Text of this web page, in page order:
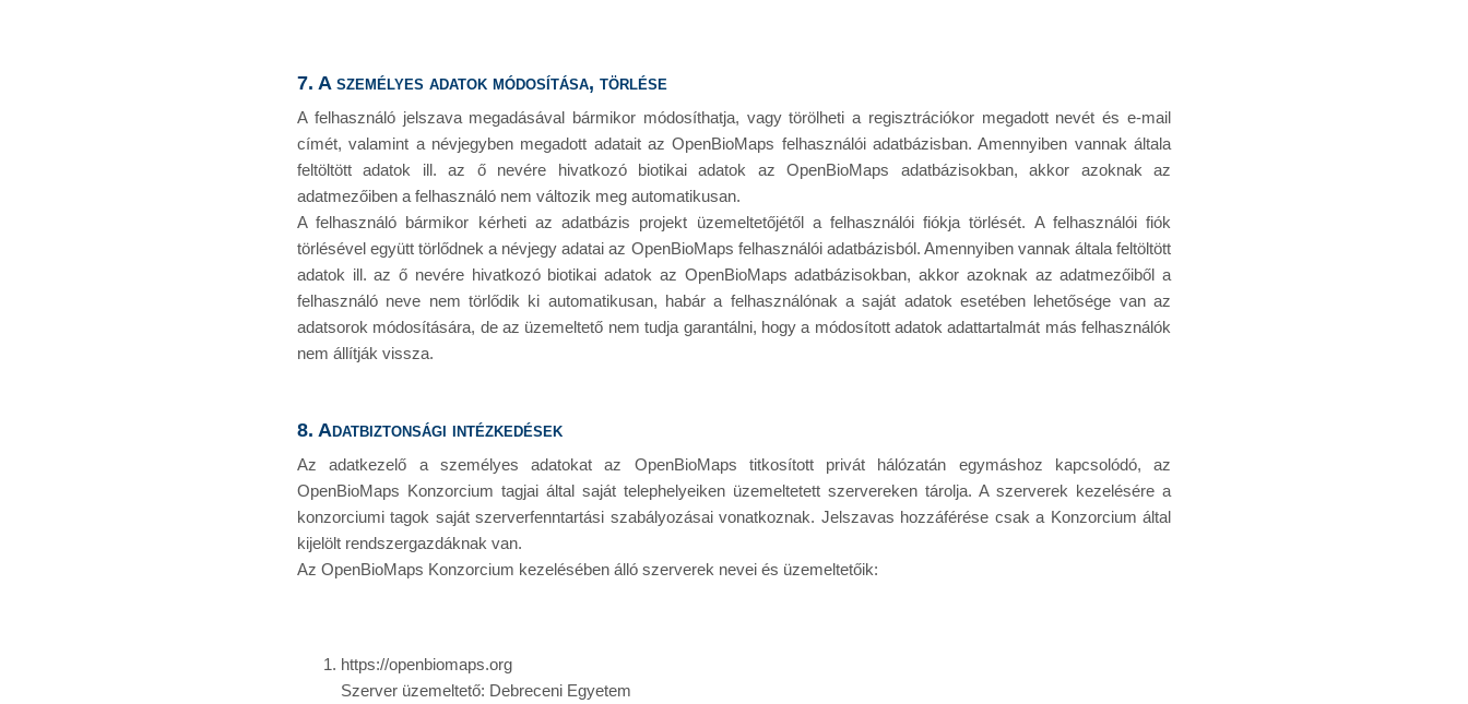
7. A személyes adatok módosítása, törlése
A felhasználó jelszava megadásával bármikor módosíthatja, vagy törölheti a regisztrációkor megadott nevét és e-mail
címét, valamint a névjegyben megadott adatait az OpenBioMaps felhasználói adatbázisban. Amennyiben vannak általa
feltöltött adatok ill. az ő nevére hivatkozó biotikai adatok az OpenBioMaps adatbázisokban, akkor azoknak az
adatmezőiben a felhasználó nem változik meg automatikusan.
A felhasználó bármikor kérheti az adatbázis projekt üzemeltetőjétől a felhasználói fiókja törlését. A felhasználói fiók
törlésével együtt törlődnek a névjegy adatai az OpenBioMaps felhasználói adatbázisból. Amennyiben vannak általa feltöltött
adatok ill. az ő nevére hivatkozó biotikai adatok az OpenBioMaps adatbázisokban, akkor azoknak az adatmezőiből a
felhasználó neve nem törlődik ki automatikusan, habár a felhasználónak a saját adatok esetében lehetősége van az
adatsorok módosítására, de az üzemeltető nem tudja garantálni, hogy a módosított adatok adattartalmát más felhasználók
nem állítják vissza.
8. Adatbiztonsági intézkedések
Az adatkezelő a személyes adatokat az OpenBioMaps titkosított privát hálózatán egymáshoz kapcsolódó, az
OpenBioMaps Konzorcium tagjai által saját telephelyeiken üzemeltetett szervereken tárolja. A szerverek kezelésére a
konzorciumi tagok saját szerverfenntartási szabályozásai vonatkoznak. Jelszavas hozzáférése csak a Konzorcium által
kijelölt rendszergazdáknak van.
Az OpenBioMaps Konzorcium kezelésében álló szerverek nevei és üzemeltetőik:
https://openbiomaps.org
Szerver üzemeltető: Debreceni Egyetem